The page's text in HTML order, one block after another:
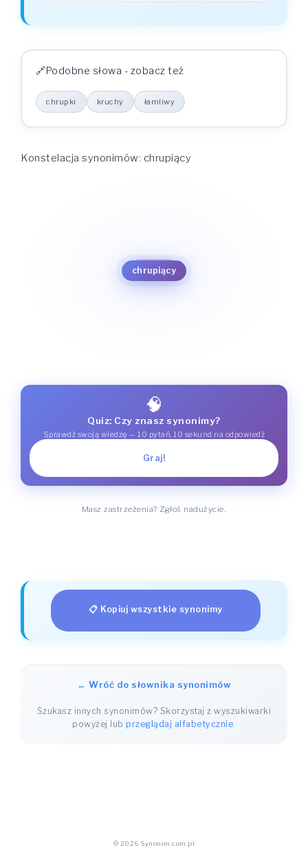
Podobne słowa - zobacz też
chrupki kruchy łamliwy
Konstelacja synonimów: chrupiący
chrupiący
chrupki
kruchy
łamliwy
🧠
Quiz: Czy znasz synonimy?
Sprawdź swoją wiedzę — 10 pytań, 10 sekund na odpowiedź
Graj!
Masz zastrzeżenia? Zgłoś nadużycie.
📋 Kopiuj wszystkie synonimy
← Wróć do słownika synonimów
Szukasz innych synonimów? Skorzystaj z wyszukiwarki
powyżej lubprzeglądaj alfabetycznie
© 2026 Synonim.com.pl